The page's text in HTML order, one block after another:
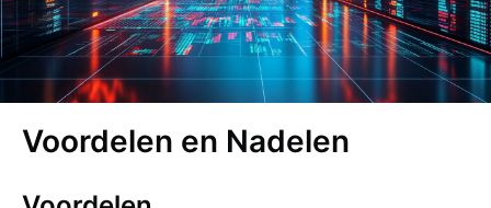
Voordelen en Nadelen